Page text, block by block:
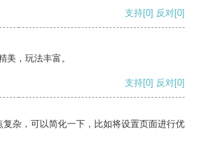
支持[0] 反对[0]
美，玩法丰富。
支持[0] 反对[0]
杂，可以简化一下，比如将设置页面进行优